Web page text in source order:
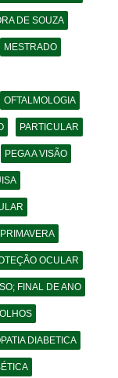
DE SOUZA
MESTRADO
OFTALMOLOGIA
PARTICULAR
PEGA A VISÃO
PRIMAVERA
OCULAR
FINAL DE ANO
DIABETICA